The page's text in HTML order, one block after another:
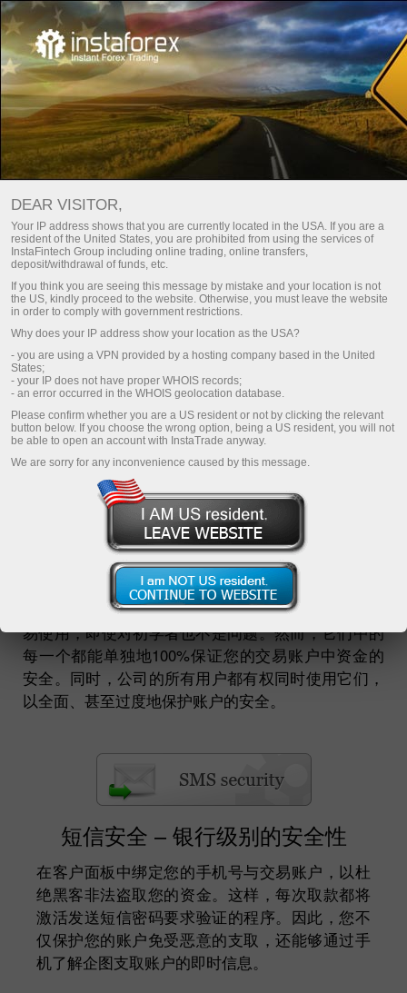
InstaTrade的安全性
术方面的全面保护。而且，InstaTrade公司使用的绝
大多数技术都具有银行级别的保护水平。
InstaTrade
Dragon Racing InstaTrade
(Dakar Rally)
开设交易账户
开设模拟帐户
如果您正在使用下面的技术，那您的交易账户不但会
免受黑客的攻击，而且还拥有能终结任何入侵您交易
账户的潜在风险的额外保护。每种类型的保护都很容
易使用，即使对初学者也不是问题。然而，它们中的
每一个都能单独地100%保证您的交易账户中资金的
安全。同时，公司的所有用户都有权同时使用它们，
以全面、甚至过度地保护账户的安全。
短信安全 – 银行级别的安全性
在客户面板中绑定您的手机号与交易账户，以杜
绝黑客非法盗取您的资金。这样，每次取款都将
激活发送短信密码要求验证的程序。因此，您不
仅保护您的账户免受恶意的支取，还能够通过手
机了解企图支取账户的即时信息。
DEAR VISITOR,
Your IP address shows that you are currently located in the USA. If you are a
resident of the United States, you are prohibited from using the services of
InstaFintech Group including online trading, online transfers,
deposit/withdrawal of funds, etc.
If you think you are seeing this message by mistake and your location is not
the US, kindly proceed to the website. Otherwise, you must leave the website
in order to comply with government restrictions.
Why does your IP address show your location as the USA?
- you are using a VPN provided by a hosting company based in the United
States;
- your IP does not have proper WHOIS records;
- an error occurred in the WHOIS geolocation database.
Please confirm whether you are a US resident or not by clicking the relevant
button below. If you choose the wrong option, being a US resident, you will not
be able to open an account with InstaTrade anyway.
We are sorry for any inconvenience caused by this message.